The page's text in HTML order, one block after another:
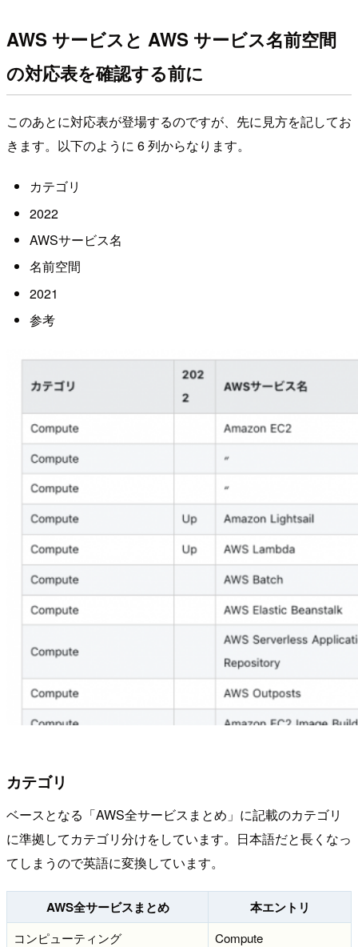
AWS サービスと AWS サービス名前空間
の対応表を確認する前に
このあとに対応表が登場するのですが、先に見方を記してお
きます。以下のように 6 列からなります。
カテゴリ
2022
AWSサービス名
名前空間
2021
参考
カテゴリ
ベースとなる「AWS全サービスまとめ」に記載のカテゴリ
に準拠してカテゴリ分けをしています。日本語だと長くなっ
てしまうので英語に変換しています。
AWS全サービスまとめ 本エントリ
コンピューティング
Compute